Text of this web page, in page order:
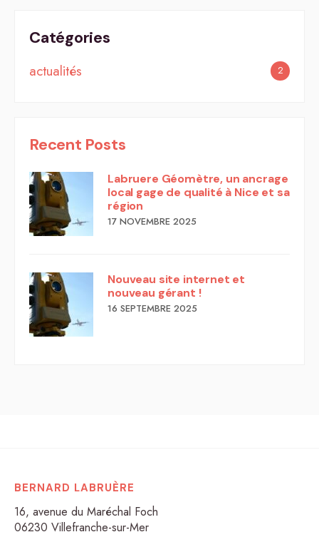
Catégories
actualités 2
Recent Posts
Labruere Géomètre, un ancrage
local gage de qualité à Nice et sa
région
17 NOVEMBRE 2025
Nouveau site internet et
nouveau gérant !
16 SEPTEMBRE 2025
BERNARD LABRUÈRE
16, avenue du Maréchal Foch
06230 Villefranche-sur-Mer